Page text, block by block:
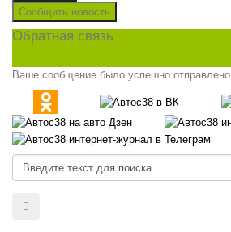
Сообщить новость
Обратная связь
Ваше сообщение было успешно отправлено